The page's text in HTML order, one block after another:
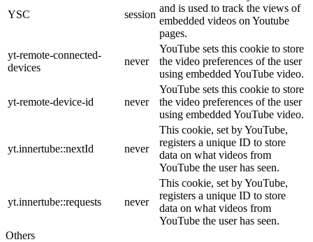
YSC session
and is used to track the views of
embedded videos on Youtube
pages.
yt-remote-connected-
devices
never
YouTube sets this cookie to store
the video preferences of the user
using embedded YouTube video.
yt-remote-device-id never
YouTube sets this cookie to store
the video preferences of the user
using embedded YouTube video.
yt.innertube::nextId never
This cookie, set by YouTube,
registers a unique ID to store
data on what videos from
YouTube the user has seen.
yt.innertube::requests never
This cookie, set by YouTube,
registers a unique ID to store
data on what videos from
YouTube the user has seen.
Others